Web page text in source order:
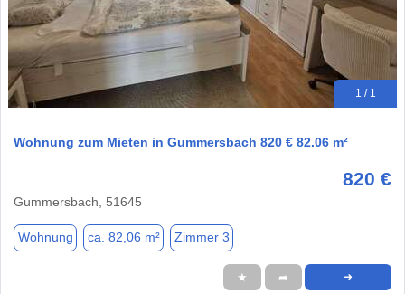
1 / 1
Wohnung zum Mieten in Gummersbach 820 € 82.06 m²
820 €
Gummersbach, 51645
Wohnung ca. 82,06 m² Zimmer 3
★ ➦ ➜